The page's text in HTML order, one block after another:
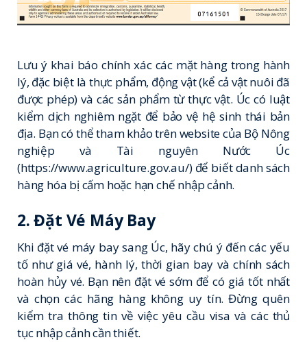
Lưu ý khai báo chính xác các mặt hàng trong hành
lý, đặc biệt là thực phẩm, động vật (kể cả vật nuôi đã
được phép) và các sản phẩm từ thực vật. Úc có luật
kiểm dịch nghiêm ngặt để bảo vệ hệ sinh thái bản
địa. Bạn có thể tham khảo trên website của Bộ Nông
nghiệp và Tài nguyên Nước Úc
(https://www.agriculture.gov.au/) để biết danh sách
hàng hóa bị cấm hoặc hạn chế nhập cảnh.
2. Đặt Vé Máy Bay
Khi đặt vé máy bay sang Úc, hãy chú ý đến các yếu
tố như giá vé, hành lý, thời gian bay và chính sách
hoàn hủy vé. Bạn nên đặt vé sớm để có giá tốt nhất
và chọn các hãng hàng không uy tín. Đừng quên
kiểm tra thông tin về việc yêu cầu visa và các thủ
tục nhập cảnh cần thiết.